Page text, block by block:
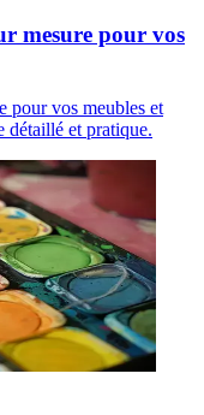
mesure pour vos
pour vos meubles et
détaillé et pratique.